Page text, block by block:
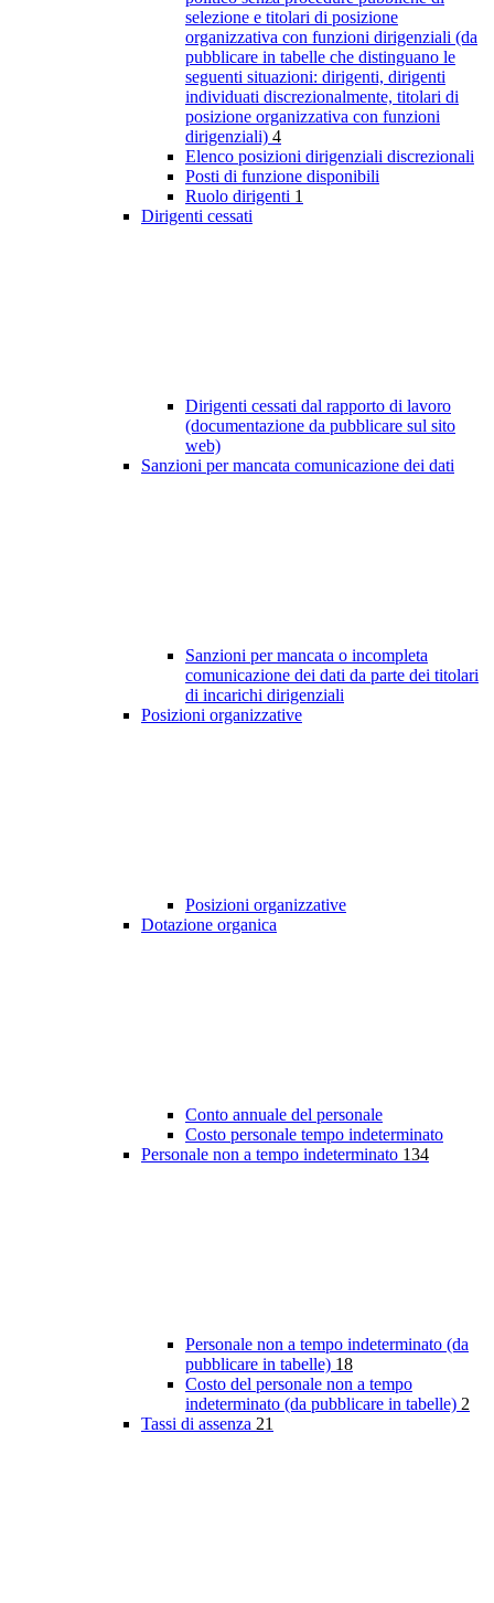
selezione e titolari di posizione
organizzativa con funzioni dirigenziali (da
pubblicare in tabelle che distinguano le
seguenti situazioni: dirigenti, dirigenti
individuati discrezionalmente, titolari di
posizione organizzativa con funzioni
dirigenziali) 4
Elenco posizioni dirigenziali discrezionali
Posti di funzione disponibili
Ruolo dirigenti 1
Dirigenti cessati
Dirigenti cessati dal rapporto di lavoro
(documentazione da pubblicare sul sito
web)
Sanzioni per mancata comunicazione dei dati
Sanzioni per mancata o incompleta
comunicazione dei dati da parte dei titolari
di incarichi dirigenziali
Posizioni organizzative
Posizioni organizzative
Dotazione organica
Conto annuale del personale
Costo personale tempo indeterminato
Personale non a tempo indeterminato 134
Personale non a tempo indeterminato (da
pubblicare in tabelle) 18
Costo del personale non a tempo
indeterminato (da pubblicare in tabelle) 2
Tassi di assenza 21